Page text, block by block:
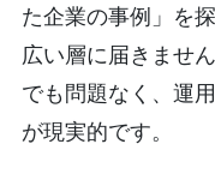
た企業の事例」を
広い層に届きませ
でも問題なく、運
が現実的です。